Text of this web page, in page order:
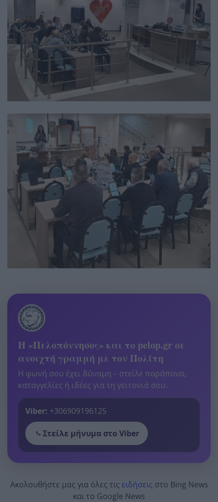
Η «Πελοπόννησος» και το pelop.gr σε
ανοιχτή γραμμή με τον Πολίτη
Η φωνή σου έχει δύναμη – στείλε παράπονα,
καταγγελίες ή ιδέες για τη γειτονιά σου.
Viber: +306909196125
Στείλε μήνυμα στο Viber
Ακολουθήστε μας για όλες τις ειδήσεις στο Bing News
και το Google News